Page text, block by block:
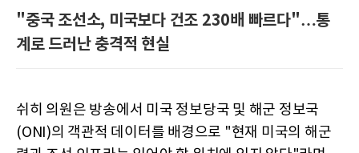
"중국 조선소, 미국보다 건조 230배 빠르다"…통
계로 드러난 충격적 현실
쉬히 의원은 방송에서 미국 정보당국 및 해군 정보국
(ONI)의 객관적 데이터를 배경으로 "현재 미국의 해군